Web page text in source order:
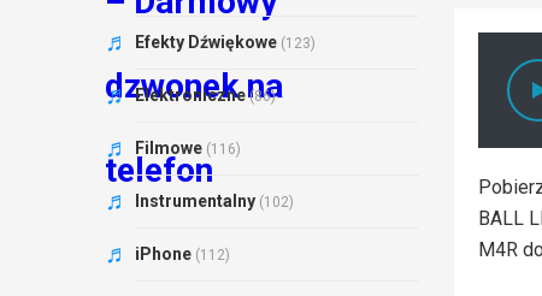
BALL
M4R
Efekty Dźwiękowe (123)
Elektroniczne (86)
Filmowe (116)
Instrumentalny (102)
iPhone (112)